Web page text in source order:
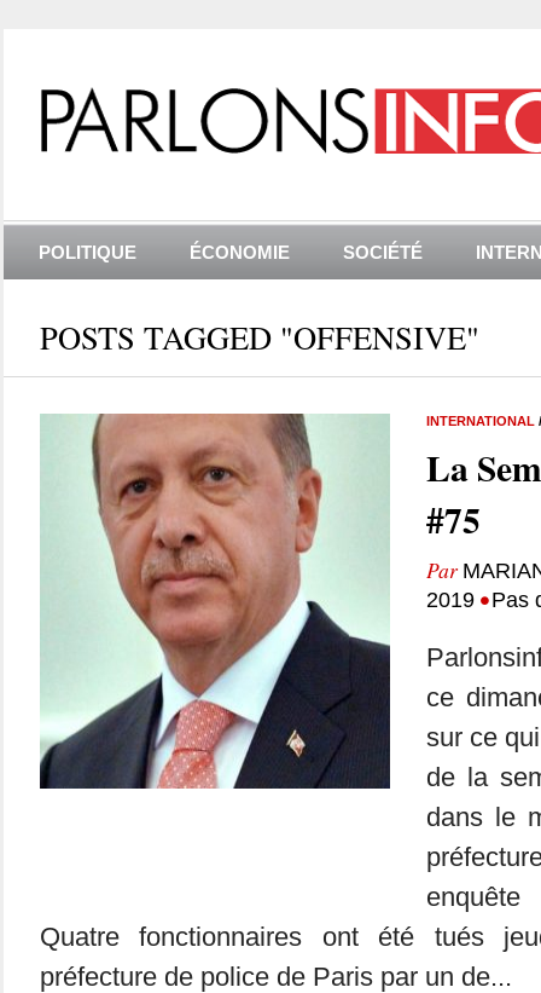
POLITIQUE ÉCONOMIE SOCIÉTÉ
POSTS TAGGED "OFFENSIVE"
INTERNATIONAL
La
#75
Par
2019 •Pas
ce
sur ce
de la
dans le
Quatre fonctionnaires ont été tués
préfecture de police de Paris par un de...